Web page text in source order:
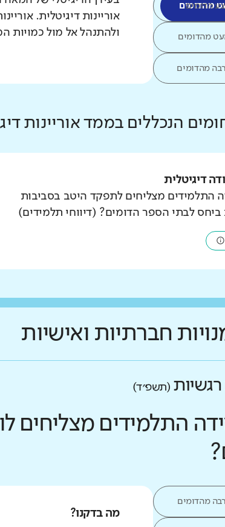
מהדומים
הדומים
מהדומים
מהדומים
אוריינות דיגיטלית.
ולהתנהל אל מול כמויות
הנכללים בממד אוריינות
דיגיטלית
התלמידים מצליחים לתפקד היטב בסביבות
ביחס לבתי הספר הדומים? (דיווחי תלמידים)
חברתיות ואישיות
רגשיות(תשפ״ד)
התלמידים
מהדומים
מה בדקנו?